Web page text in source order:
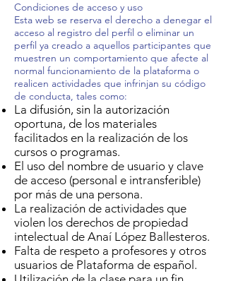
Condiciones de acceso y uso
Esta web se reserva el derecho a denegar el
acceso al registro del perfil o eliminar un
perfil ya creado a aquellos participantes que
muestren un comportamiento que afecte al
normal funcionamiento de la plataforma o
realicen actividades que infrinjan su código
de conducta, tales como:
La difusión, sin la autorización
oportuna, de los materiales
facilitados en la realización de los
cursos o programas.
El uso del nombre de usuario y clave
de acceso (personal e intransferible)
por más de una persona.
La realización de actividades que
violen los derechos de propiedad
intelectual de Anaí López Ballesteros.
Falta de respeto a profesores y otros
usuarios de Plataforma de español.